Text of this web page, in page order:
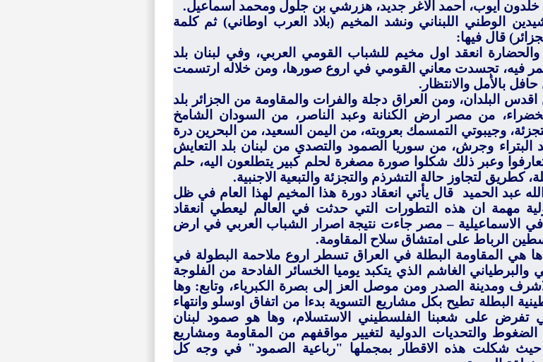
خلدون ايوب، احمد الاغر جديد، هزرشي بن جلول ومحمد اسماعيل.
الوطني اللبناني ونشد المخيم (بلاد العرب اوطاني) ثم كلمة
قال فيها:
والحضارة انعقد اول مخيم للشباب القومي العربي، وفي لبنان بلد
فيه، تجسدت معاني القومي في اروع صورها، ومن خلاله ارتسمت
بالأمل والانتظار.
البلدان، ومن العراق دجلة والفرات والمقاومة من الجزائر بلد
من مصر ارض الكنانة وعبد الناصر، من السودان الشامخ
وجيبوتي التمسمك بعروبته، من اليمن السعيد، من البحرين درة
البتراء وجرش، من سوريا الصمود والتصدي من لبنان بلد التعايش
وعبر ذلك شكلوا صورة مصغرة لحلم كبير يتطلعون اليه، حلم
كطريق لتجاوز حالة التشرذم والتجزئة والتبعية الاجنبية.
عبد الحميد
قال يأتي انعقاد دورة هذا المخيم لهذا العام في ظل
مهمة ان هذه التطورات التي حدثت في العالم ليعطي انعقاد
في الاسماعيلية – مصر جاءت نتيجة اصرار الشباب العربي في ارض
الرباط على امتشاق سلاح المقاومة.
هي المقاومة البطلة في العراق تسطر اروع ملاحمة البطولة في
والبرطياني الغاشم الذي يتكبد يوميا الخسائر الفادحة من الفلوجة
ومدينة الصدر ومن موصل العز إلى بصرة الكبرياء، وتابع: وها
البطلة تطيح بكل مشاريع التسوية بدءا من اتفاق اوسلو وانتهاء
تفرض على شعبنا الفلسطيني الاستسلام، وها هو صمود لبنان
والتحديات الدولية لتغيير مواقفهم من المقاومة ومشاريع
حيث شكلت هذه
الاقطار بمجملها "رباعية الصمود" في وجه كل